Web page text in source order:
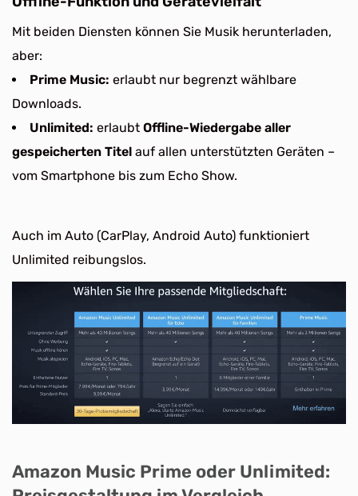
Mit beiden Diensten können Sie Musik herunterladen,
aber:
Prime Music: erlaubt nur begrenzt wählbare
Downloads.
Unlimited: erlaubt Offline-Wiedergabe aller
gespeicherten Titel auf allen unterstützten Geräten –
vom Smartphone bis zum Echo Show.
Auch im Auto (CarPlay, Android Auto) funktioniert
Unlimited reibungslos.
Amazon Music Prime oder Unlimited: